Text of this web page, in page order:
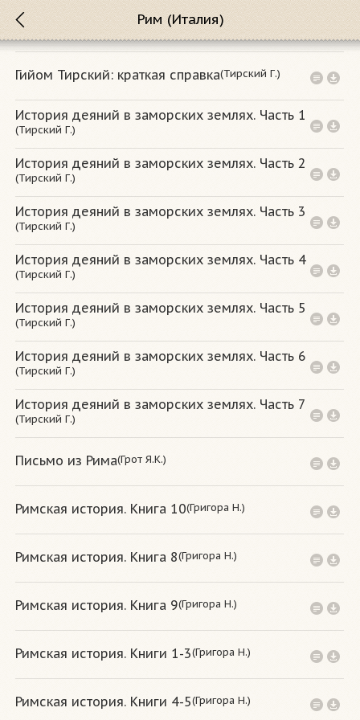
Рим (Италия)
Гийом Тирский: краткая справка(Тирский Г.)
История деяний в заморских землях. Часть 1
(Тирский Г.)
История деяний в заморских землях. Часть 2
(Тирский Г.)
История деяний в заморских землях. Часть 3
(Тирский Г.)
История деяний в заморских землях. Часть 4
(Тирский Г.)
История деяний в заморских землях. Часть 5
(Тирский Г.)
История деяний в заморских землях. Часть 6
(Тирский Г.)
История деяний в заморских землях. Часть 7
(Тирский Г.)
Письмо из Рима(Грот Я.К.)
Римская история. Книга 10(Григора Н.)
Римская история. Книга 8(Григора Н.)
Римская история. Книга 9(Григора Н.)
Римская история. Книги 1-3(Григора Н.)
Римская история. Книги 4-5(Григора Н.)